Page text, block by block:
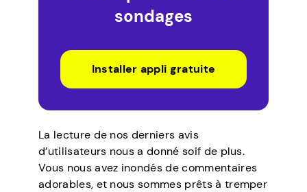
sondages
Installer appli gratuite
La lecture de nos derniers avis
d’utilisateurs nous a donné soif de plus.
Vous nous avez inondés de commentaires
adorables, et nous sommes prêts à tremper